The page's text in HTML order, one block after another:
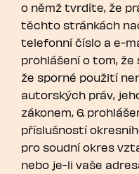
o němž tvrdíte, že
těchto stránkách
telefonní číslo a e-
prohlášení o tom,
že sporné použití
autorských práv,
zákonem, 6.
příslušností
pro soudní okres
nebo je-li vaše